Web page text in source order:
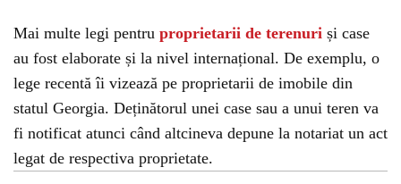
Mai multe legi pentru proprietarii de terenuri și case
au fost elaborate și la nivel internațional. De exemplu, o
lege recentă îi vizează pe proprietarii de imobile din
statul Georgia. Deținătorul unei case sau a unui teren va
fi notificat atunci când altcineva depune la notariat un act
legat de respectiva proprietate.